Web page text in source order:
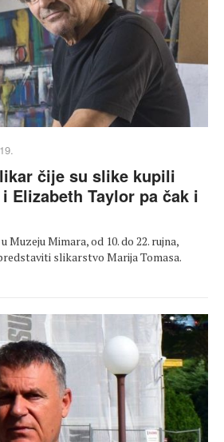
čije su slike kupili
Elizabeth Taylor pa čak i
Muzeju Mimara, od 10. do 22. rujna,
slikarstvo Marija Tomasa.